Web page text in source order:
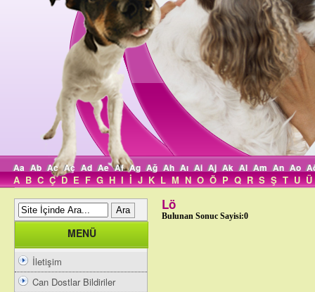
Aa Ab Ac Aç Ad Ae Af Ag Ağ Ah Aı Ai Aj Ak Al Am An Ao
A B C Ç D E F G H I İ J K L M N O Ö P Q R S Ş T U Ü
MENÜ
İletişim
Can Dostlar Bildiriler
Lö
Bulunan Sonuc Sayisi:0